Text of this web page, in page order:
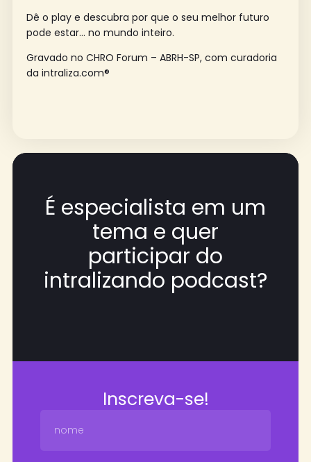
Dê o play e descubra por que o seu melhor futuro
pode estar… no mundo inteiro.
Gravado no CHRO Forum – ABRH-SP, com curadoria
da intraliza.com®
É especialista em um
tema e quer
participar do
intralizando podcast?
Inscreva-se!